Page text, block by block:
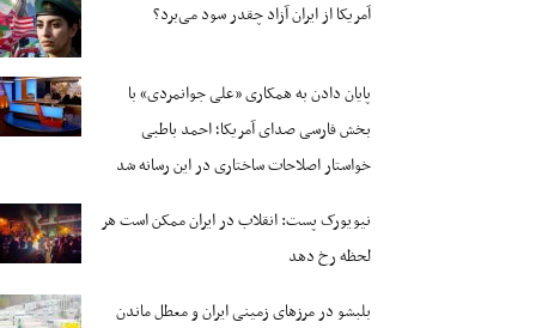
آمریکا از ایران آزاد چقدر سود می‌برد؟
پایان دادن به همکاری «علی جوانمردی» با
بخش فارسی صدای آمریکا؛ احمد باطبی
خواستار اصلاحات ساختاری در این رسانه شد
نیویورک پست: انقلاب در ایران ممکن است هر
لحظه رخ دهد
بلبشو در مرزهای زمینی ایران و معطل ماندن